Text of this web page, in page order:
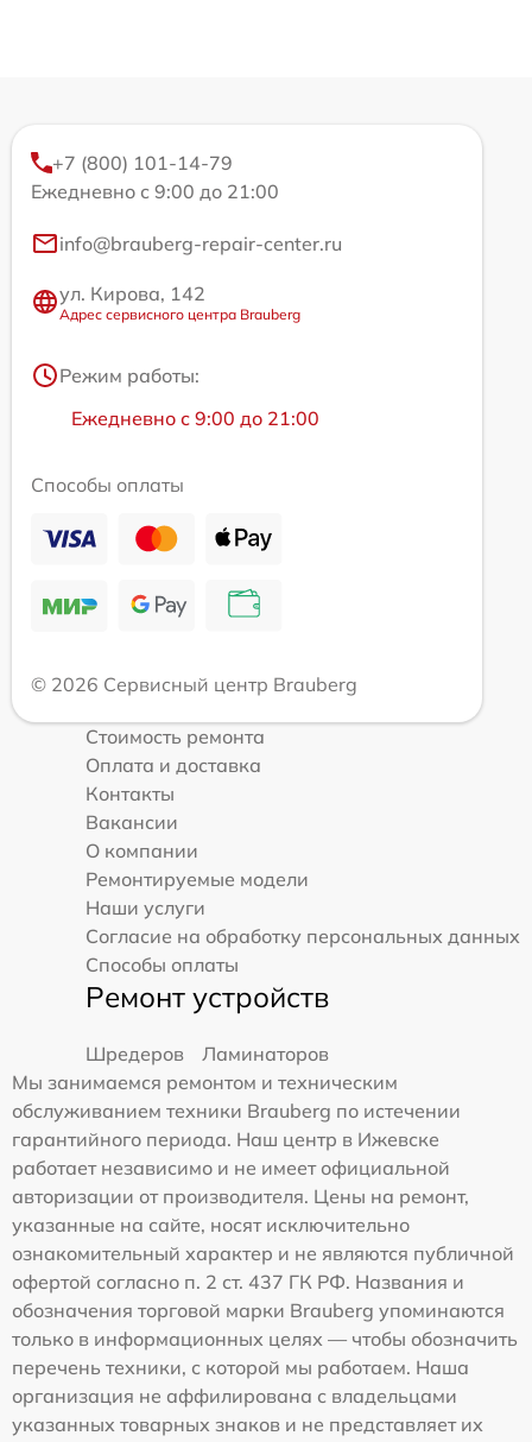
+7 (800) 101-14-79
Ежедневно с 9:00 до 21:00
info@brauberg-repair-center.ru
ул. Кирова, 142
Адрес сервисного центра Brauberg
Режим работы:
Ежедневно с 9:00 до 21:00
Способы оплаты
© 2026 Сервисный центр Brauberg
Стоимость ремонта
Оплата и доставка
Контакты
Вакансии
О компании
Ремонтируемые модели
Наши услуги
Согласие на обработку персональных данных
Способы оплаты
Ремонт устройств
Шредеров
Ламинаторов
Мы занимаемся ремонтом и техническим
обслуживанием техники Brauberg по истечении
гарантийного периода. Наш центр в Ижевске
работает независимо и не имеет официальной
авторизации от производителя. Цены на ремонт,
указанные на сайте, носят исключительно
ознакомительный характер и не являются публичной
офертой согласно п. 2 ст. 437 ГК РФ. Названия и
обозначения торговой марки Brauberg упоминаются
только в информационных целях — чтобы обозначить
перечень техники, с которой мы работаем. Наша
организация не аффилирована с владельцами
указанных товарных знаков и не представляет их